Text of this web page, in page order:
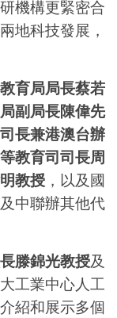
機構更緊密合
地科技發展，
育局局長蔡若
副局長陳偉先
長兼港澳台辦
教育司司長周
教授 ，以及國
中聯辦其他代
滕錦光教授及
工業中心人工
紹和展示多個